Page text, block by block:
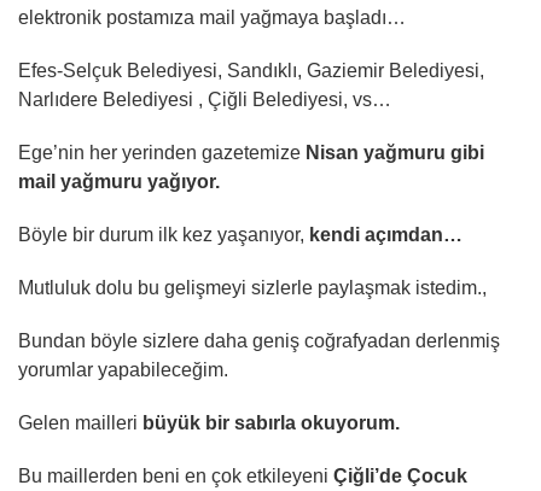
elektronik postamıza mail yağmaya başladı…
Efes-Selçuk Belediyesi, Sandıklı, Gaziemir Belediyesi,
Narlıdere Belediyesi , Çiğli Belediyesi, vs…
Ege’nin her yerinden gazetemize Nisan yağmuru gibi
mail yağmuru yağıyor.
Böyle bir durum ilk kez yaşanıyor, kendi açımdan…
Mutluluk dolu bu gelişmeyi sizlerle paylaşmak istedim.,
Bundan böyle sizlere daha geniş coğrafyadan derlenmiş
yorumlar yapabileceğim.
Gelen mailleri büyük bir sabırla okuyorum.
Bu maillerden beni en çok etkileyeni Çiğli’de Çocuk